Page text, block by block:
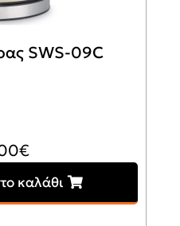
SWS-09C
€
καλάθι